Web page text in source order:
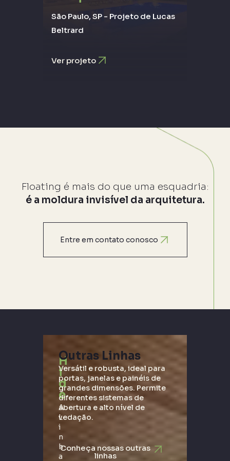
São Paulo, SP - Projeto de Lucas
Beltrard
Ver projeto
Floating é mais do que uma esquadria:
é a moldura invisível da arquitetura.
Entre em contato conosco
H
i
d
e
A
L
i
n
h
a
Outras Linhas
Versátil e robusta, ideal para
portas, janelas e painéis de
grandes dimensões. Permite
diferentes sistemas de
abertura e alto nível de
vedação.
Conheça nossas outras
linhas